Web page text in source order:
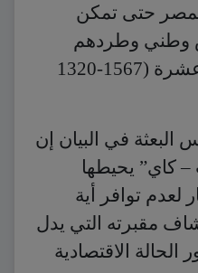
حتى تمكن
وطني وطردهم
وأسس الأسرة الثامنة عشرة (1567-1320
في البيان إن
كاي” يحيطها
لعدم توافر أية
مقبرته التي يدل
الاقتصادية